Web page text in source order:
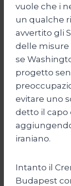
vuole che i
un qualche
avvertito gli
delle misure
se
progetto
evitare uno
detto il capo
iraniano.
Intanto il
Budapest